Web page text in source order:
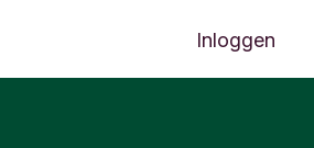
Inloggen